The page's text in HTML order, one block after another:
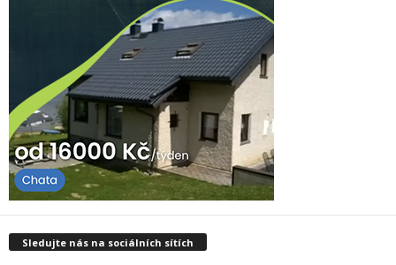
Sledujte nás na sociálních sítích